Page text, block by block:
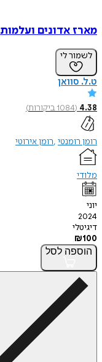
מארז אדונים ועלמות
לשמור לי
ט.ל. סוואן
4.38
(
1084ביקורות)
רומן רומנטי רומן אירוטי
מלודי
יוני
2024
דיגיטלי
₪100
הוספה לסל